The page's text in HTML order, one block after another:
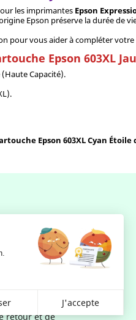
J'accepte
les imprimantes Epson
Epson préserve la durée de
pour vous aider à compléter votre
Epson 603XL
Capacité).
Epson 603XL Cyan Étoile
de confidentialité
des données
cookies
retour et de